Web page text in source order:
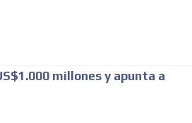
millones y apunta a